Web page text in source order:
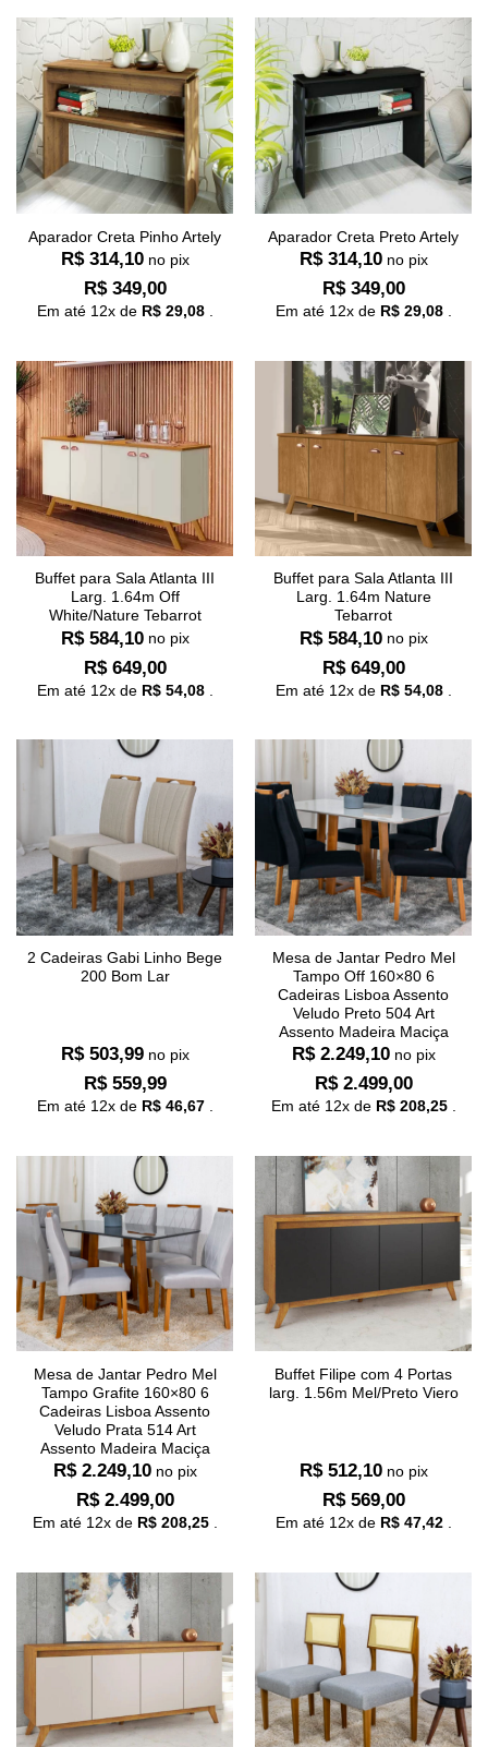
Aparador Creta Pinho Artely
R$314,10 no pix
R$349,00
Em até 12x de R$29,08.
Aparador Creta Preto Artely
R$314,10 no pix
R$349,00
Em até 12x de R$29,08.
Buffet para Sala Atlanta III
Larg. 1.64m Off
White/Nature Tebarrot
R$584,10 no pix
R$649,00
Em até 12x de R$54,08.
Buffet para Sala Atlanta III
Larg. 1.64m Nature
Tebarrot
R$584,10 no pix
R$649,00
Em até 12x de R$54,08.
2 Cadeiras Gabi Linho Bege
200 Bom Lar
R$503,99 no pix
R$559,99
Em até 12x de R$46,67.
Mesa de Jantar Pedro Mel
Tampo Off 160×80 6
Cadeiras Lisboa Assento
Veludo Preto 504 Art
Assento Madeira Maciça
R$2.249,10 no pix
R$2.499,00
Em até 12x de R$208,25.
Mesa de Jantar Pedro Mel
Tampo Grafite 160×80 6
Cadeiras Lisboa Assento
Veludo Prata 514 Art
Assento Madeira Maciça
R$2.249,10 no pix
R$2.499,00
Em até 12x de R$208,25.
Buffet Filipe com 4 Portas
larg. 1.56m Mel/Preto Viero
R$512,10 no pix
R$569,00
Em até 12x de R$47,42.